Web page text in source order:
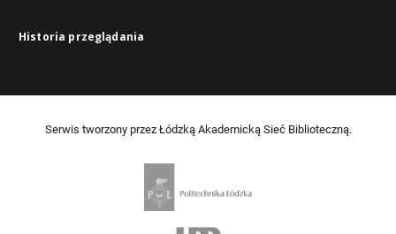
Historia przeglądania
Serwis tworzony przez Łódzką Akademicką Sieć Biblioteczną.